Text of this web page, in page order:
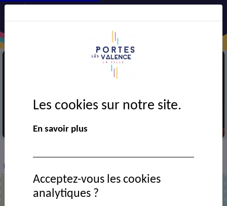
Père Noël au marché de l'UCAP
Loto de l'UCAP
Les cookies sur notre site.
En savoir plus
Acceptez-vous les cookies
analytiques ?